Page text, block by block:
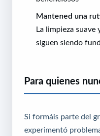
Mantened una
La limpieza suave
siguen siendo
Para quienes
Si formáis parte del
experimentó